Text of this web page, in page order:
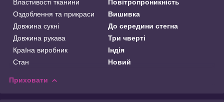
Властивості тканини
Повітропроникність
Оздоблення та прикраси
Вишивка
Довжина сукні
До середини стегна
Довжина рукава
Три чверті
Країна виробник
Індія
Стан
Новий
Приховати